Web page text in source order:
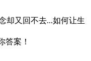
却又回不去...如何让生
案！